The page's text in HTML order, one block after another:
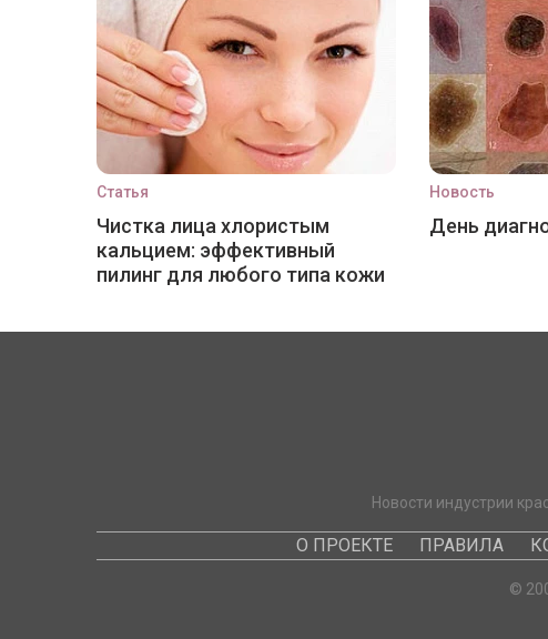
Статья
Чистка лица хлористым
кальцием: эффективный
пилинг для любого типа кожи
Новость
День
Новости индустрии
О ПРОЕКТЕ ПРАВИЛА
©